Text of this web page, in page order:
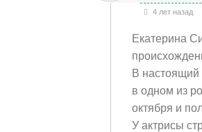
4 лет назад
Екатерина
В настоящий
в одном из
октября и
У актрисы